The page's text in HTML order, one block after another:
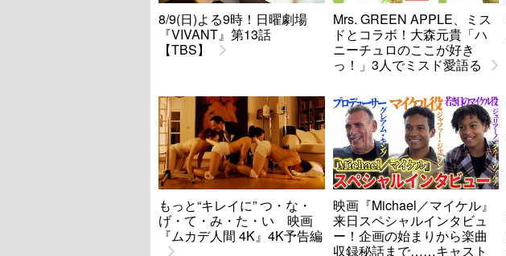
8/9(日)よる9時！日曜劇場
『VIVANT』第13話
【TBS】
Mrs. GREEN APPLE、ミス
ドとコラボ！大森元貴「ハ
ニーチュロのここが好き
っ！」3人でミスド愛語る
もっと“キレイに” つ・な・
げ・て・み・た・い 映画
『ムカデ人間 4K』4K予告編
映画『Michael／マイケル』
来日スペシャルインタビュ
ー！企画の始まりから楽曲
収録秘話まで……キャスト